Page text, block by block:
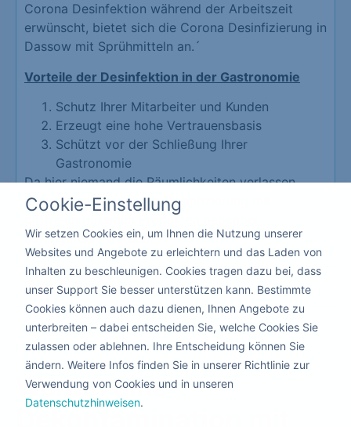
Corona Desinfektion während der Arbeitszeit
erwünscht, bietet sich die Corona Desinfizierung in
Dassow mit Sprühmitteln an.´
Vorteile der Desinfektion in der Gastronomie
Schutz Ihrer Mitarbeiter und Kunden
Erzeugt eine hohe Vertrauensbasis
Schützt vor der Schließung Ihrer
Gastronomie
Da hier niemand die Räumlichkeiten verlassen
muss, kann die Corona Desinfizierung mit
giftfreien flüssigen Produkten nebenbei
durchgeführt werden.
Kita & Schule
Warum eine
Cookie-Einstellung
Wir setzen Cookies ein, um Ihnen die Nutzung unserer
Websites und Angebote zu erleichtern und das Laden von
Inhalten zu beschleunigen. Cookies tragen dazu bei, dass
unser Support Sie besser unterstützen kann. Bestimmte
Cookies können auch dazu dienen, Ihnen Angebote zu
unterbreiten – dabei entscheiden Sie, welche Cookies Sie
zulassen oder ablehnen. Ihre Entscheidung können Sie
ändern. Weitere Infos finden Sie in unserer Richtlinie zur
Verwendung von Cookies und in unseren
Datenschutzhinweisen.